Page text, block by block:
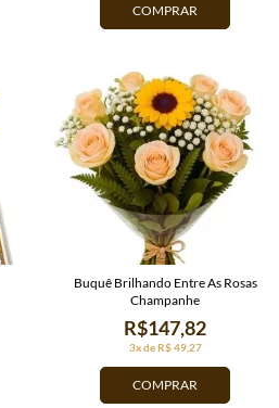
COMPRAR
COMPRAR
3x de R$ 49,27
R$147,82
Buquê Brilhando Entre As Rosas
Champanhe